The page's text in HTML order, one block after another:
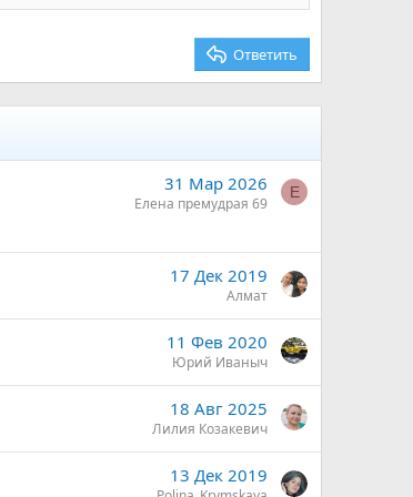
Ответить
31 Мар 2026
Елена премудрая 69
Е
17 Дек 2019
Алмат
11 Фев 2020
Юрий Иваныч
18 Авг 2025
Лилия Козакевич
13 Дек 2019